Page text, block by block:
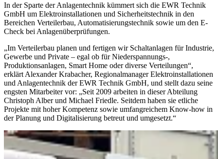
In der Sparte der Anlagentechnik kümmert sich die EWR Technik
GmbH um Elektroinstallationen und Sicherheitstechnik in den
Bereichen Verteilerbau, Automatisierungstechnik sowie um den E-
Check bei Anlagenüberprüfungen.
„Im Verteilerbau planen und fertigen wir Schaltanlagen für Industrie,
Gewerbe und Private – egal ob für Niederspannungs-,
Produktionsanlagen, Smart Home oder diverse Verteilungen“,
erklärt Alexander Krabacher, Regionalmanager Elektroinstallationen
und Anlagentechnik der EWR Technik GmbH, und stellt dazu seine
engsten Mitarbeiter vor: „Seit 2009 arbeiten in dieser Abteilung
Christoph Alber und Michael Friedle. Seitdem haben sie etliche
Projekte mit hoher Kompetenz sowie umfangreichem Know-how in
der Planung und Digitalisierung betreut und umgesetzt.“